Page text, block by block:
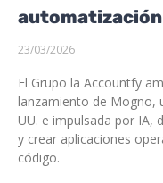
23/03/2026
El Grupo la Accountfy
lanzamiento de Mogno,
UU. e impulsada por IA,
y crear aplicaciones
código.